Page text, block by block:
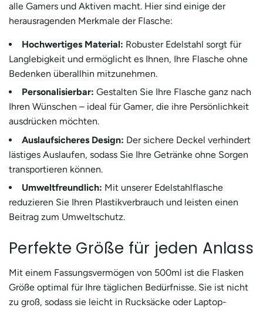
alle Gamers und Aktiven macht. Hier sind einige der
herausragenden Merkmale der Flasche:
Hochwertiges Material: Robuster Edelstahl sorgt für
Langlebigkeit und ermöglicht es Ihnen, Ihre Flasche ohne
Bedenken überallhin mitzunehmen.
Personalisierbar: Gestalten Sie Ihre Flasche ganz nach
Ihren Wünschen – ideal für Gamer, die ihre Persönlichkeit
ausdrücken möchten.
Auslaufsicheres Design: Der sichere Deckel verhindert
lästiges Auslaufen, sodass Sie Ihre Getränke ohne Sorgen
transportieren können.
Umweltfreundlich: Mit unserer Edelstahlflasche
reduzieren Sie Ihren Plastikverbrauch und leisten einen
Beitrag zum Umweltschutz.
Perfekte Größe für jeden Anlass
Mit einem Fassungsvermögen von 500ml ist die Flasken
Größe optimal für Ihre täglichen Bedürfnisse. Sie ist nicht
zu groß, sodass sie leicht in Rucksäcke oder Laptop-